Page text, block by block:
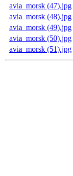
avia_morsk (47).jpg
avia_morsk (48).jpg
avia_morsk (49).jpg
avia_morsk (50).jpg
avia_morsk (51).jpg